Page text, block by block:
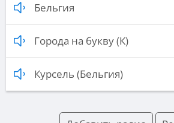
Бельгия
Города на букву (К)
Курсель (Бельгия)